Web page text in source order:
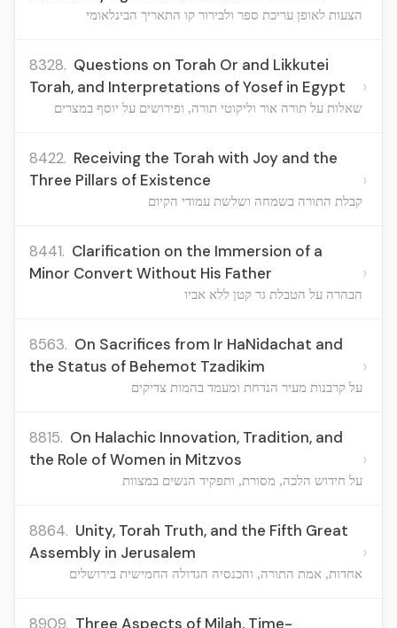
הצעות לאופן עריכת ספר ולבירור קו התאריך הבינלאומי
8328. Questions on Torah Or and Likkutei
Torah, and Interpretations of Yosef in Egypt
שאלות על תורה אור וליקוטי תורה, ופירושים על יוסף במצרים
›
8422. Receiving the Torah with Joy and the
Three Pillars of Existence
קבלת התורה בשמחה ושלשת עמודי הקיום
›
8441. Clarification on the Immersion of a
Minor Convert Without His Father
הבהרה על הטבלת גר קטן ללא אביו
›
8563. On Sacrifices from Ir HaNidachat and
the Status of Behemot Tzadikim
על קרבנות מעיר הנדחת ומעמד בהמות צדיקים
›
8815. On Halachic Innovation, Tradition, and
the Role of Women in Mitzvos
על חידוש הלכה, מסורת, ותפקיד הנשים במצוות
›
8864. Unity, Torah Truth, and the Fifth Great
Assembly in Jerusalem
אחדות, אמת התורה, והכנסיה הגדולה החמישית בירושלים
›
8909. Three Aspects of Milah, Time-